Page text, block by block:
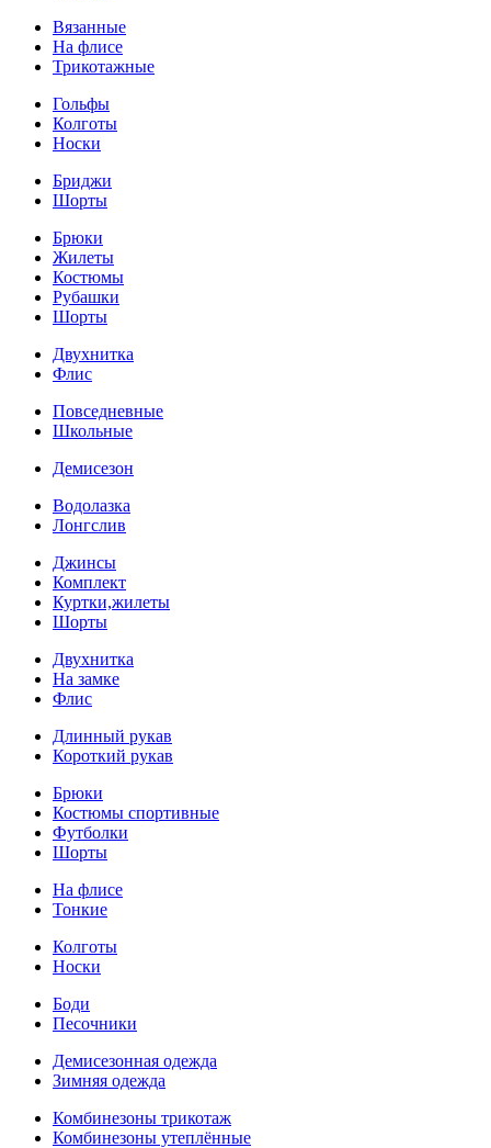
Вязанные
На флисе
Трикотажные
Гольфы
Колготы
Носки
Бриджи
Шорты
Брюки
Жилеты
Костюмы
Рубашки
Шорты
Двухнитка
Флис
Повседневные
Школьные
Демисезон
Водолазка
Лонгслив
Джинсы
Комплект
Куртки,жилеты
Шорты
Двухнитка
На замке
Флис
Длинный рукав
Короткий рукав
Брюки
Костюмы спортивные
Футболки
Шорты
На флисе
Тонкие
Колготы
Носки
Боди
Песочники
Демисезонная одежда
Зимняя одежда
Комбинезоны трикотаж
Комбинезоны утеплённые